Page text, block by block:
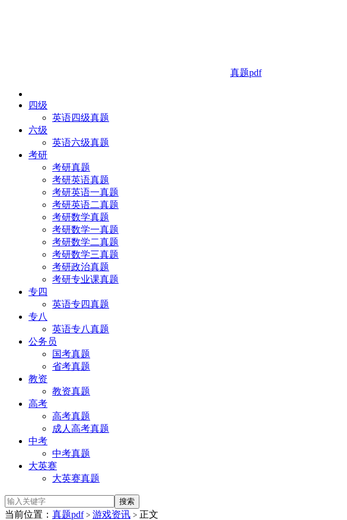
真题pdf
四级
英语四级真题
六级
英语六级真题
考研
考研真题
考研英语真题
考研英语一真题
考研英语二真题
考研数学真题
考研数学一真题
考研数学二真题
考研数学三真题
考研政治真题
考研专业课真题
专四
英语专四真题
专八
英语专八真题
公务员
国考真题
省考真题
教资
教资真题
高考
高考真题
成人高考真题
中考
中考真题
大英赛
大英赛真题
当前位置： 真题pdf > 游戏资讯 > 正文